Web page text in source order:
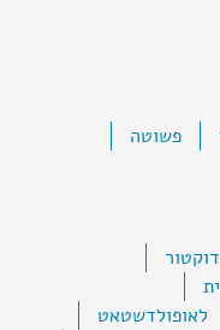
פשוטה
לאופולדשטאט